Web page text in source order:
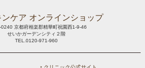
ンケア オンラインショップ
京都府相楽郡精華町祝園西1-9-46
せいかガーデンシティ２階
TEL.0120-971-960